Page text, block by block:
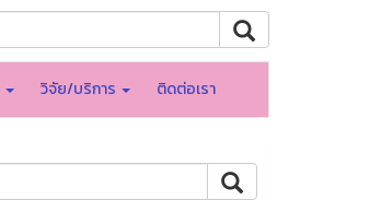
วิจัย/บริการ ติดต่อเรา